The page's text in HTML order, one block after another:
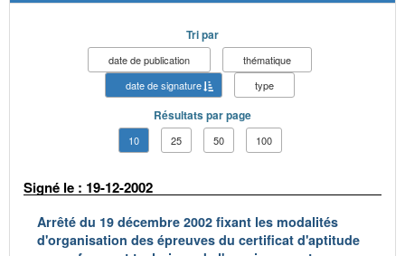
Tri par
date de publication
thématique
date de signature
type
Résultats par page
10 25 50 100
Signé le : 19-12-2002
Arrêté du 19 décembre 2002 fixant les modalités
d'organisation des épreuves du certificat d'aptitude